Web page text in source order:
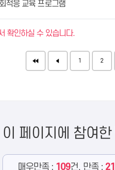
적응 교육 프로그램
확인하실 수 있습니다.
1 2
이 페이지에 참여한
매우만족 : 109건, 만족 : 21